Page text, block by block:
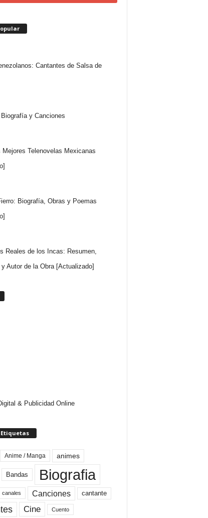
Cantantes de Salsa de
Biografía y Canciones
Mejores Telenovelas Mexicanas
Biografía, Obras y Poemas
Reales de los Incas: Resumen,
y Autor de la Obra [Actualizado]
& Publicidad Online
Anime / Manga animes
Bandas Biografia
canales Canciones cantante
Cine Cuento